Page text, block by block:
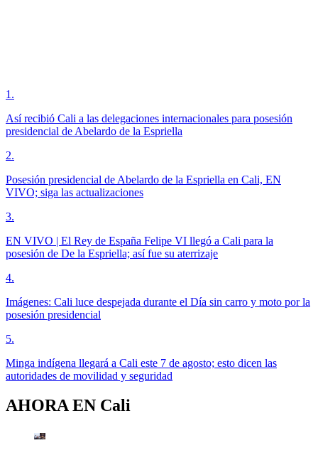
1 .
Así recibió Cali a las delegaciones internacionales para posesión
presidencial de Abelardo de la Espriella
2.
Posesión presidencial de Abelardo de la Espriella en Cali, EN
VIVO; siga las actualizaciones
3.
EN VIVO | El Rey de España Felipe VI llegó a Cali para la
posesión de De la Espriella; así fue su aterrizaje
4.
Imágenes: Cali luce despejada durante el Día sin carro y moto por la
posesión presidencial
5.
Minga indígena llegará a Cali este 7 de agosto; esto dicen las
autoridades de movilidad y seguridad
AHORA EN Cali